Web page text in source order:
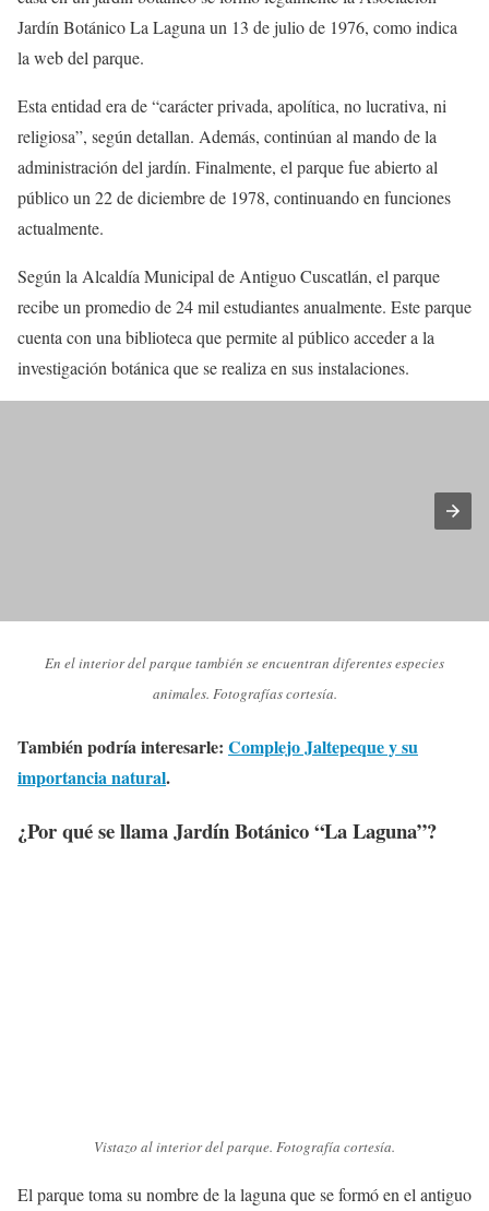
Jardín Botánico La Laguna un 13 de julio de 1976, como indica
la web del parque.
Esta entidad era de “carácter privada, apolítica, no lucrativa, ni
religiosa”, según detallan. Además, continúan al mando de la
administración del jardín. Finalmente, el parque fue abierto al
público un 22 de diciembre de 1978, continuando en funciones
actualmente.
Según la Alcaldía Municipal de Antiguo Cuscatlán, el parque
recibe un promedio de 24 mil estudiantes anualmente. Este parque
cuenta con una biblioteca que permite al público acceder a la
investigación botánica que se realiza en sus instalaciones.
En el interior del parque también se encuentran diferentes especies
animales. Fotografías cortesía.
También podría interesarle: Complejo Jaltepeque y su
importancia natural.
¿Por qué se llama Jardín Botánico “La Laguna”?
Vistazo al interior del parque. Fotografía cortesía.
El parque toma su nombre de la laguna que se formó en el antiguo